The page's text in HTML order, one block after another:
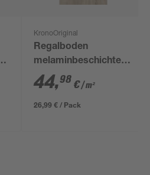
KronoOriginal
Regalboden
melaminbeschichtet
Sonoma Eiche 2630 x
300 x 19 mm
44,98 €/ m²
26,99 € / Pack